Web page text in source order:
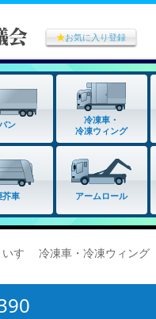
★お気に入り登録
ン
冷凍車・
冷凍ウィング
芥車 アームロール
すゞ 冷凍車・冷凍ウィング